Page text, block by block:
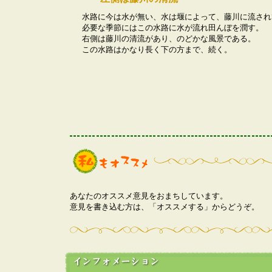
水路に今は水が無い、水は堰によって、藤川に流さ
必要な季節にはこの水路に水が流れ田んぼを潤す。
右側は藤川の清流があり、のどかな風景である。
この水路はかなり長く下の方まで、続く。
あなたのオススメ意見をおまちしています。
意見を書き込む方は、「オススメする」からどうぞ。